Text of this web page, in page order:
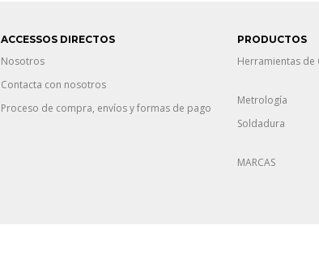
ACCESSOS DIRECTOS
Nosotros
Contacta con nosotros
Proceso de compra, envíos y formas de pago
PRODUCTOS
Herramientas de
Metrología
Soldadura
MARCAS